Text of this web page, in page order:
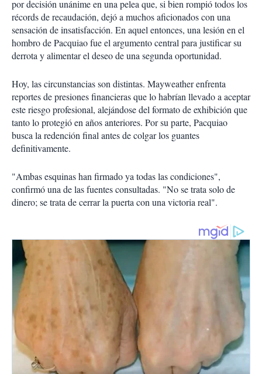
por decisión unánime en una pelea que, si bien rompió todos los
récords de recaudación, dejó a muchos aficionados con una
sensación de insatisfacción. En aquel entonces, una lesión en el
hombro de Pacquiao fue el argumento central para justificar su
derrota y alimentar el deseo de una segunda oportunidad.
Hoy, las circunstancias son distintas. Mayweather enfrenta
reportes de presiones financieras que lo habrían llevado a aceptar
este riesgo profesional, alejándose del formato de exhibición que
tanto lo protegió en años anteriores. Por su parte, Pacquiao
busca la redención final antes de colgar los guantes
definitivamente.
"Ambas esquinas han firmado ya todas las condiciones",
confirmó una de las fuentes consultadas. "No se trata solo de
dinero; se trata de cerrar la puerta con una victoria real".